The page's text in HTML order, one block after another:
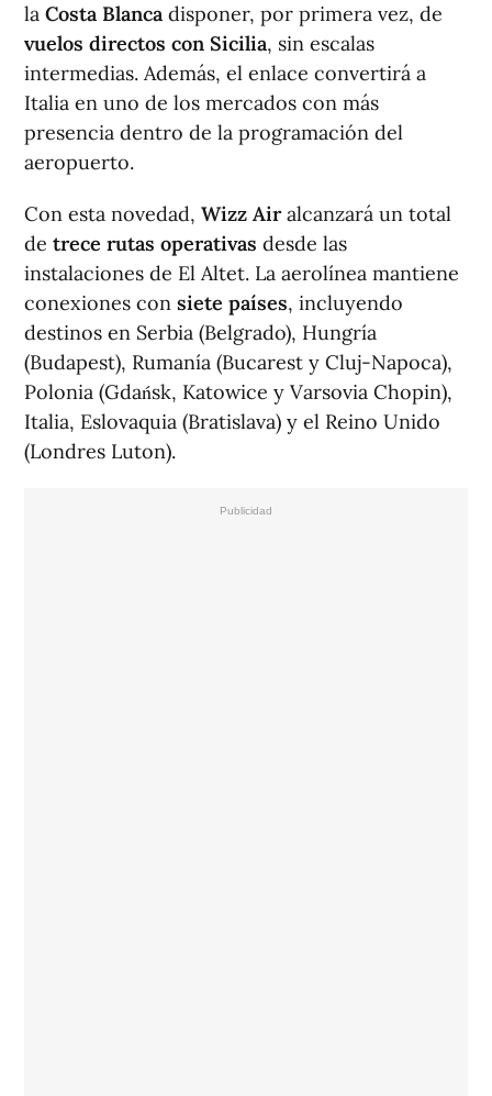
la Costa Blanca disponer, por primera vez, de
vuelos directos con Sicilia, sin escalas
intermedias. Además, el enlace convertirá a
Italia en uno de los mercados con más
presencia dentro de la programación del
aeropuerto.
Con esta novedad, Wizz Airalcanzará un total
de trece rutas operativas desde las
instalaciones de El Altet. La aerolínea mantiene
conexiones con siete países, incluyendo
destinos en Serbia (Belgrado), Hungría
(Budapest), Rumanía (Bucarest y Cluj-Napoca),
Polonia (Gdańsk, Katowice y Varsovia Chopin),
Italia, Eslovaquia (Bratislava) y el Reino Unido
(Londres Luton).